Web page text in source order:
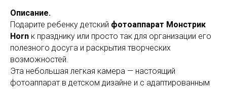
Описание.
Подарите ребенку детский фотоаппарат Монстрик
Horn к празднику или просто так для организации его
полезного досуга и раскрытия творческих
возможностей.
Эта небольшая легкая камера — настоящий
фотоаппарат в детском дизайне и с адаптированным